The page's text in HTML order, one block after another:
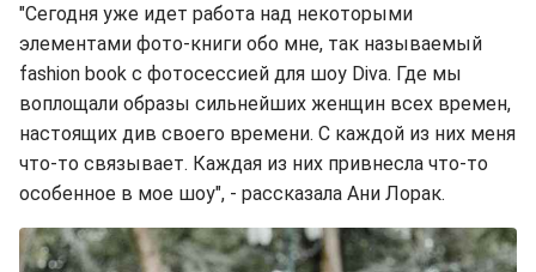
"Сегодня уже идет работа над некоторыми
элементами фото-книги обо мне, так называемый
fashion book с фотосессией для шоу Diva. Где мы
воплощали образы сильнейших женщин всех времен,
настоящих див своего времени. С каждой из них меня
что-то связывает. Каждая из них привнесла что-то
особенное в мое шоу", - рассказала Ани Лорак.